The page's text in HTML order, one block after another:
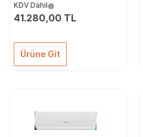
A++İnverter Klima
KDV Dahil
41.280,00 TL
Ürüne Git